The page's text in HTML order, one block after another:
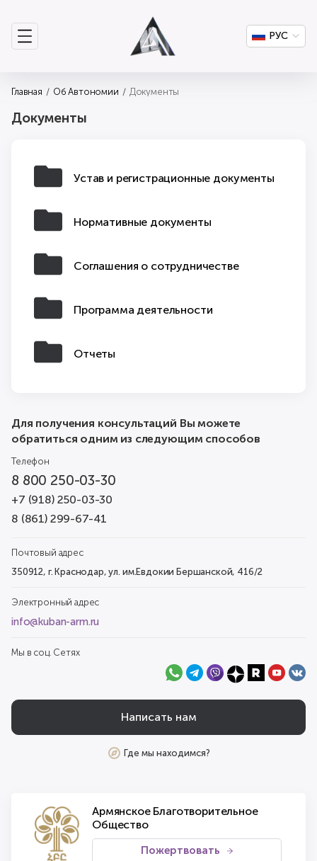
РУС
Главная Об Автономии Документы
Документы
Устав и регистрационные документы
Нормативные документы
Соглашения о сотрудничестве
Программа деятельности
Отчеты
Для получения консультаций Вы можете
обратиться одним из следующим способов
Телефон
8 800 250-03-30
+7 (918) 250-03-30
8 (861) 299-67-41
Почтовый адрес
350912, г. Краснодар, ул. им.Евдокии Бершанской, 416/2
Электронный адрес
info@kuban-arm.ru
Мы в соц. Сетях
Написать нам
Где мы находимся?
Армянское Благотворительное
Общество
Пожертвовать